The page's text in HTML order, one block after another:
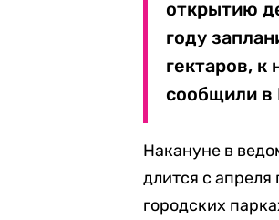
открытию
году
гектаров, к
сообщили в
Накануне в
длится с апреля
городских